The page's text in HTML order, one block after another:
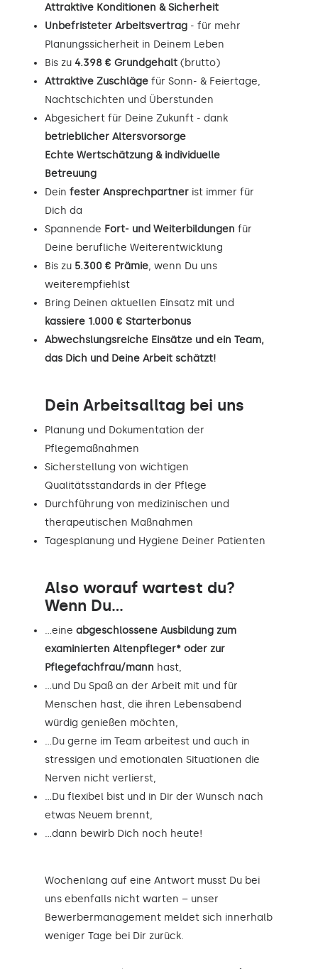
Attraktive Konditionen & Sicherheit
Unbefristeter Arbeitsvertrag - für mehr
Planungssicherheit in Deinem Leben
Bis zu 4.398 € Grundgehalt (brutto)
Attraktive Zuschläge für Sonn- & Feiertage,
Nachtschichten und Überstunden
Abgesichert für Deine Zukunft - dank
betrieblicher Altersvorsorge
Echte Wertschätzung & individuelle
Betreuung
Dein fester Ansprechpartner ist immer für
Dich da
Spannende Fort- und Weiterbildungen für
Deine berufliche Weiterentwicklung
Bis zu 5.300 € Prämie, wenn Du uns
weiterempfiehlst
Bring Deinen aktuellen Einsatz mit und
kassiere 1.000 € Starterbonus
Abwechslungsreiche Einsätze und ein Team,
das Dich und Deine Arbeit schätzt!
Dein Arbeitsalltag bei uns
Planung und Dokumentation der
Pflegemaßnahmen
Sicherstellung von wichtigen
Qualitätsstandards in der Pflege
Durchführung von medizinischen und
therapeutischen Maßnahmen
Tagesplanung und Hygiene Deiner Patienten
Also worauf wartest du?
Wenn Du...
…eine abgeschlossene Ausbildung zum
examinierten Altenpfleger* oder zur
Pflegefachfrau/mann hast,
…und Du Spaß an der Arbeit mit und für
Menschen hast, die ihren Lebensabend
würdig genießen möchten,
…Du gerne im Team arbeitest und auch in
stressigen und emotionalen Situationen die
Nerven nicht verlierst,
…Du flexibel bist und in Dir der Wunsch nach
etwas Neuem brennt,
…dann bewirb Dich noch heute!
Wochenlang auf eine Antwort musst Du bei
uns ebenfalls nicht warten – unser
Bewerbermanagement meldet sich innerhalb
weniger Tage bei Dir zurück.